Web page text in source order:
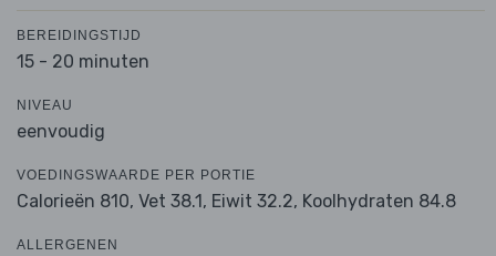
BEREIDINGSTIJD
15 - 20 minuten
NIVEAU
eenvoudig
VOEDINGSWAARDE PER PORTIE
Calorieën 810, Vet 38.1, Eiwit 32.2, Koolhydraten 84.8
ALLERGENEN